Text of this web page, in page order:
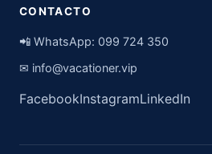
CONTACTO
📲 WhatsApp: 099 724 350
✉ info@vacationer.vip
FacebookInstagramLinkedIn